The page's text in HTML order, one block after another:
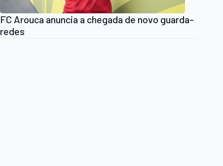
FC Arouca anuncia a chegada de novo guarda-
redes